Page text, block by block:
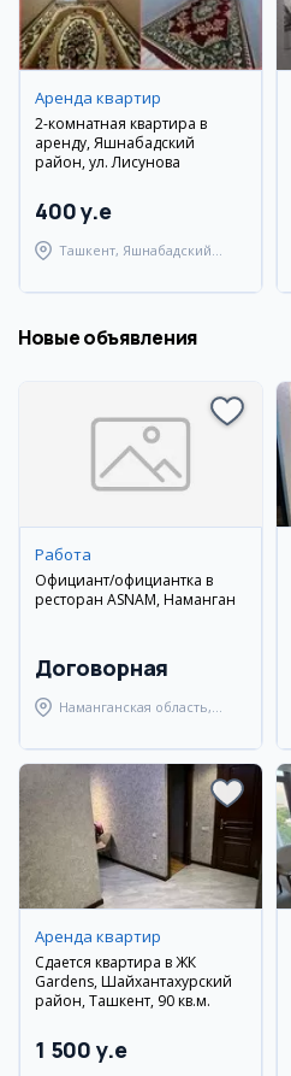
Аренда квартир
2-комнатная квартира в
аренду, Яшнабадский
район, ул. Лисунова
400 y.e
Ташкент, Яшнабадский
Новые объявления
Работа
Официант/официантка в
ресторан ASNAM, Наманган
Договорная
Наманганская область,
Аренда квартир
Сдается квартира в ЖК
Gardens, Шайхантахурский
район, Ташкент, 90 кв.м.
1 500 y.e